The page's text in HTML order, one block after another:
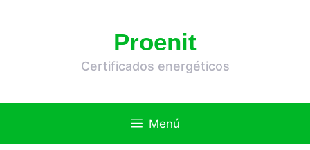
Proenit
Certificados energéticos
Menú